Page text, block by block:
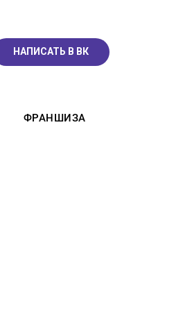
НАПИСАТЬ В ВК
ФРАНШИЗА